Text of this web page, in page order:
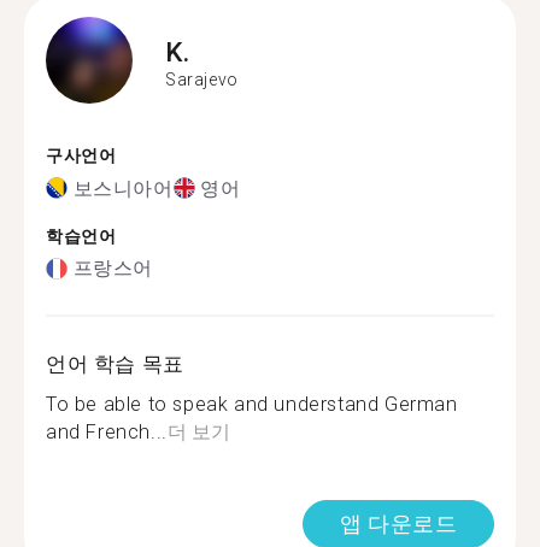
K.
Sarajevo
구사언어
보스니아어 영어
학습언어
프랑스어
언어 학습 목표
To be able to speak and understand German
and French...더 보기
앱 다운로드